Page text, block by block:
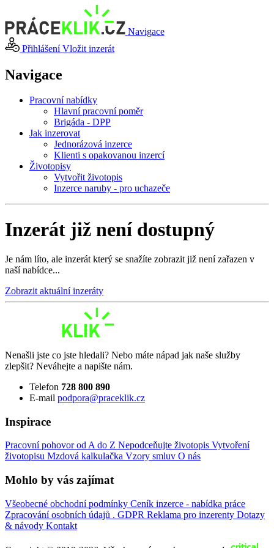
Navigace
PřihlášeníVložit inzerát
Navigace
Pracovní nabídky
Hlavní pracovní poměr
Brigáda - DPP
Jak inzerovat
Jednorázová inzerce
Klienti s opakovanou inzercí
Životopisy
Vytvořit životopis
Inzerce naruby - pro uchazeče
Inzerát již není dostupný
Je nám líto, ale inzerát který se snažíte zobrazit již není zařazen v
naší nabídce...
Zobrazit aktuální inzeráty
Nenašli jste co jste hledali? Nebo máte nápad jak naše služby
zlepšit? Neváhejte a napište nám.
Telefon 728 800 890
E-mail podpora@praceklik.cz
Inspirace
Pracovní pohovor od A do Z Nepodceňujte životopis Vytvoření
životopisu Mzdová kalkulačka Vzory smluv O nás
Mohlo by vás zajímat
Všeobecné obchodní podmínky Ceník inzerce - nabídka práce
Zpracování osobních údajů . GDPR Reklama pro inzerenty Dotazy
& návody Kontakt